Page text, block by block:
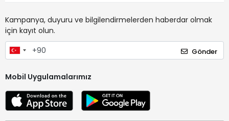
Kampanya, duyuru ve bilgilendirmelerden haberdar olmak
için kayıt olun.
Gönder
Mobil Uygulamalarımız